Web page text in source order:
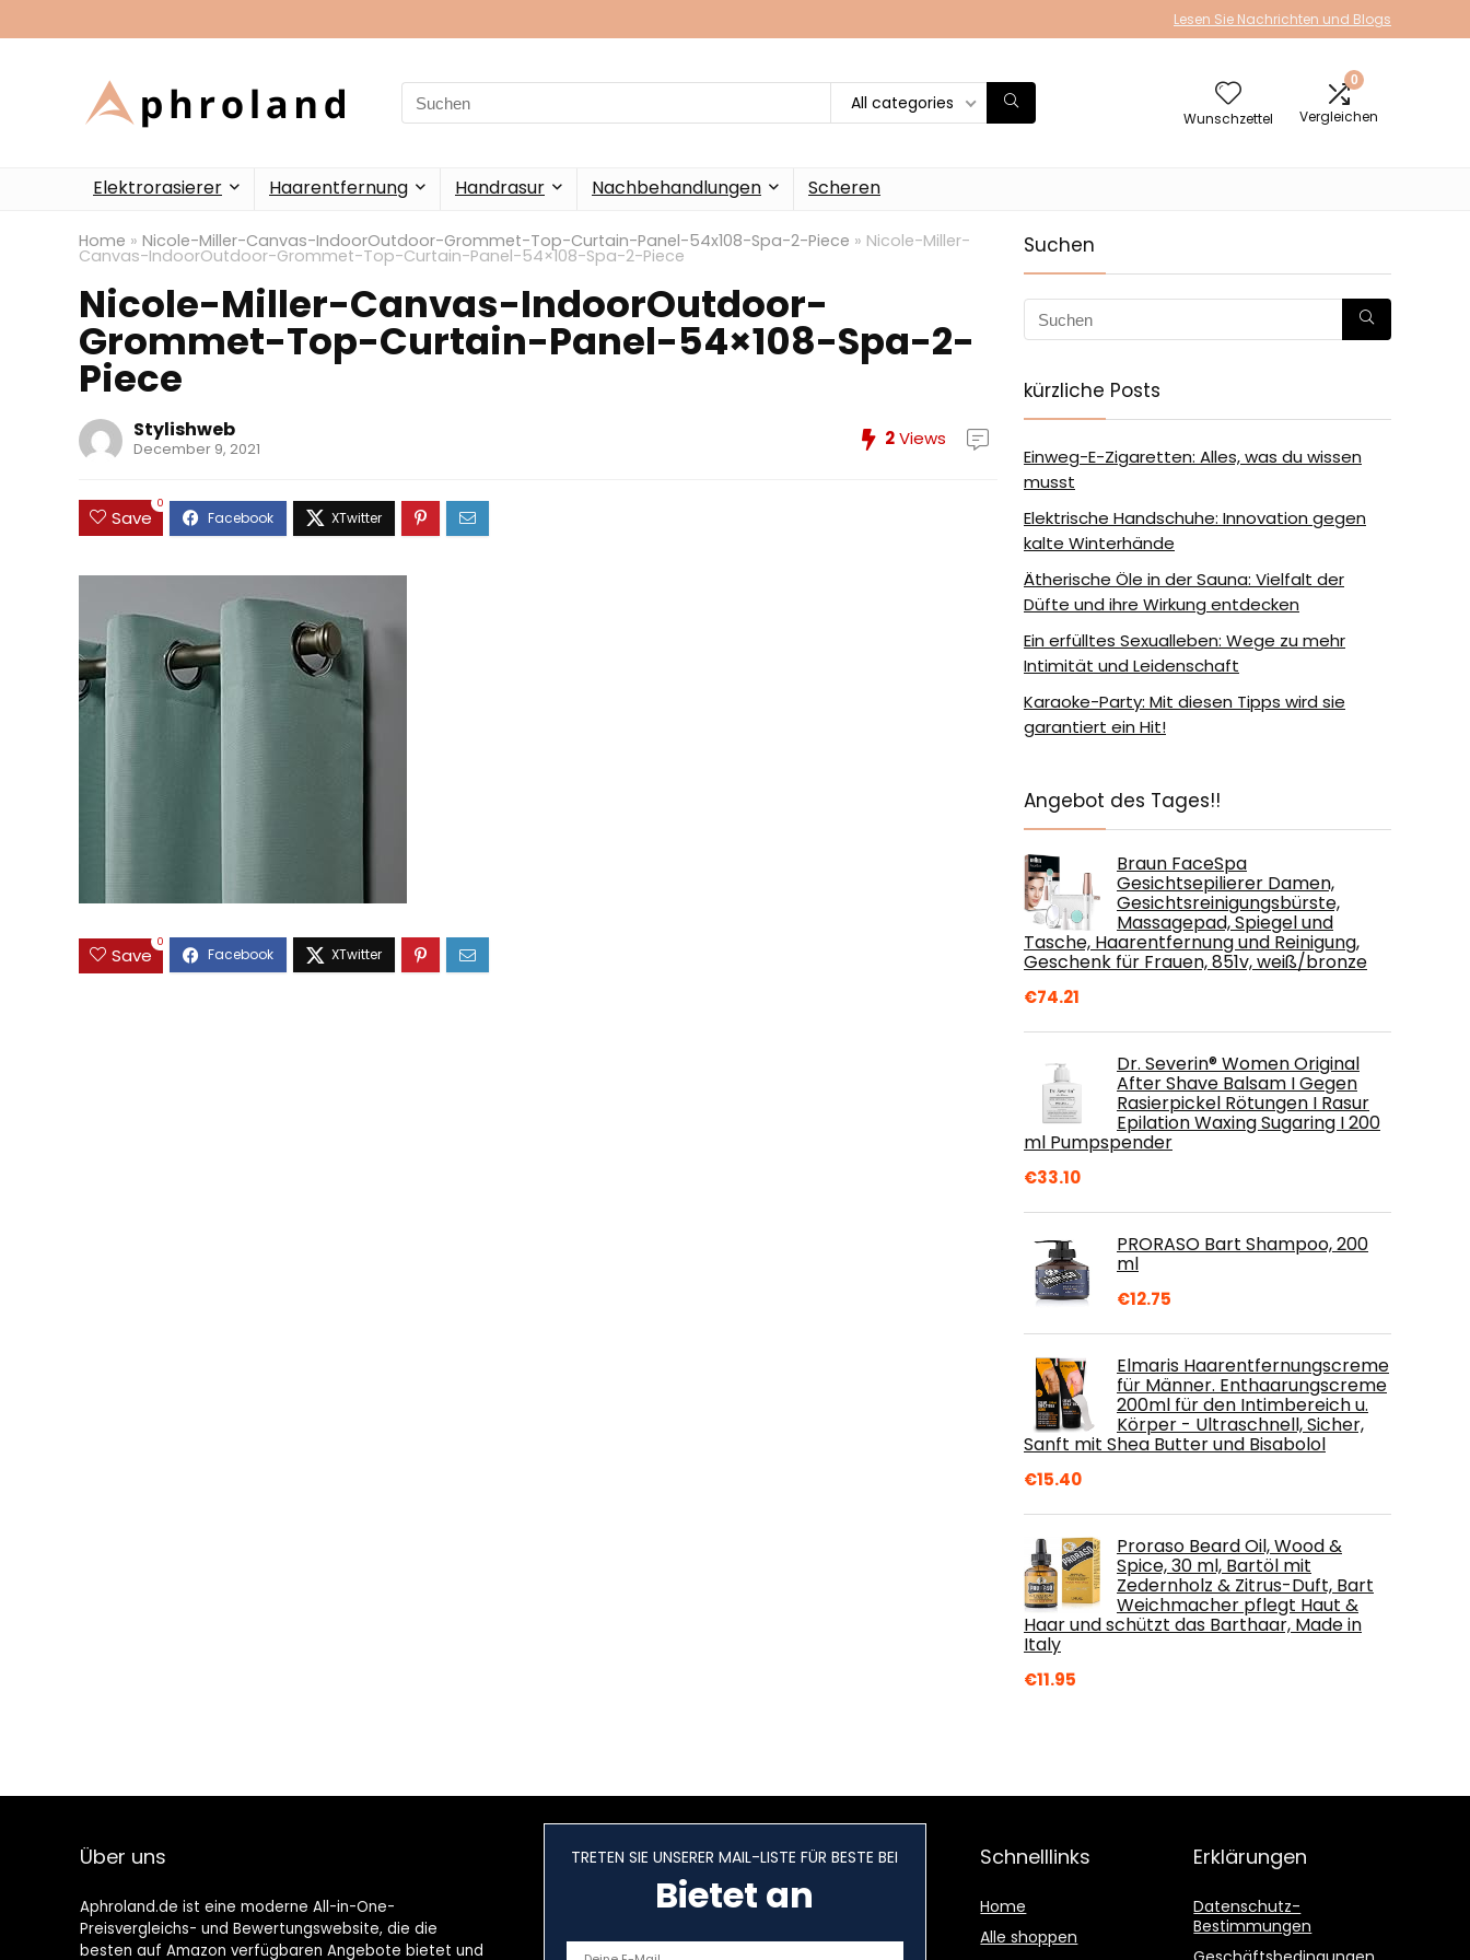
Lesen Sie Nachrichten und Blogs
Search
for:
All categories
Wunschzettel
0
Vergleichen
Elektrorasierer Haarentfernung Handrasur Nachbehandlungen Scheren
Home » Nicole-Miller-Canvas-IndoorOutdoor-Grommet-Top-Curtain-Panel-54x108-Spa-2-Piece » Nicole-Miller-
Canvas-IndoorOutdoor-Grommet-Top-Curtain-Panel-54×108-Spa-2-Piece
Nicole-Miller-Canvas-IndoorOutdoor-
Grommet-Top-Curtain-Panel-54×108-Spa-2-
Piece
Stylishweb
December 9, 2021 2Views
Save
0
Save
0
Suchen
kürzliche Posts
Einweg-E-Zigaretten: Alles, was du wissen
musst
Elektrische Handschuhe: Innovation gegen
kalte Winterhände
Ätherische Öle in der Sauna: Vielfalt der
Düfte und ihre Wirkung entdecken
Ein erfülltes Sexualleben: Wege zu mehr
Intimität und Leidenschaft
Karaoke-Party: Mit diesen Tipps wird sie
garantiert ein Hit!
Angebot des Tages!!
Braun FaceSpa
Gesichtsepilierer Damen,
Gesichtsreinigungsbürste,
Massagepad, Spiegel und
Tasche, Haarentfernung und Reinigung,
Geschenk für Frauen, 851v, weiß/bronze
€74.21
Dr. Severin® Women Original
After Shave Balsam I Gegen
Rasierpickel Rötungen I Rasur
Epilation Waxing Sugaring I 200
ml Pumpspender
€33.10
PRORASO Bart Shampoo, 200
ml
€12.75
Elmaris Haarentfernungscreme
für Männer. Enthaarungscreme
200ml für den Intimbereich u.
Körper - Ultraschnell, Sicher,
Sanft mit Shea Butter und Bisabolol
€15.40
Proraso Beard Oil, Wood &
Spice, 30 ml, Bartöl mit
Zedernholz & Zitrus-Duft, Bart
Weichmacher pflegt Haut &
Haar und schützt das Barthaar, Made in
Italy
€11.95
Über uns
Aphroland.de ist eine moderne All-in-One-
Preisvergleichs- und Bewertungswebsite, die die
besten auf Amazon verfügbaren Angebote bietet und
TRETEN SIE UNSERER MAIL-LISTE FÜR BESTE BEI
Bietet an
Schnelllinks
Home
Alle shoppen
Erklärungen
Datenschutz-
Bestimmungen